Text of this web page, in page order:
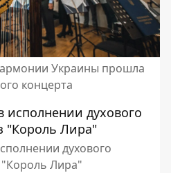
Украины прошла
концерта
духового
"Король Лира"